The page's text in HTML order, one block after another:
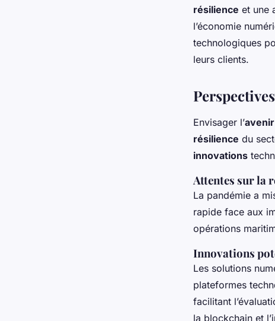
résilience et une
l’économie
technologiques
leurs clients.
Envisager l’
résilience du
innovations
Attentes sur la
La pandémie a
rapide face aux
opérations
Innovations
Les solutions
plateformes
facilitant
la blockchain et